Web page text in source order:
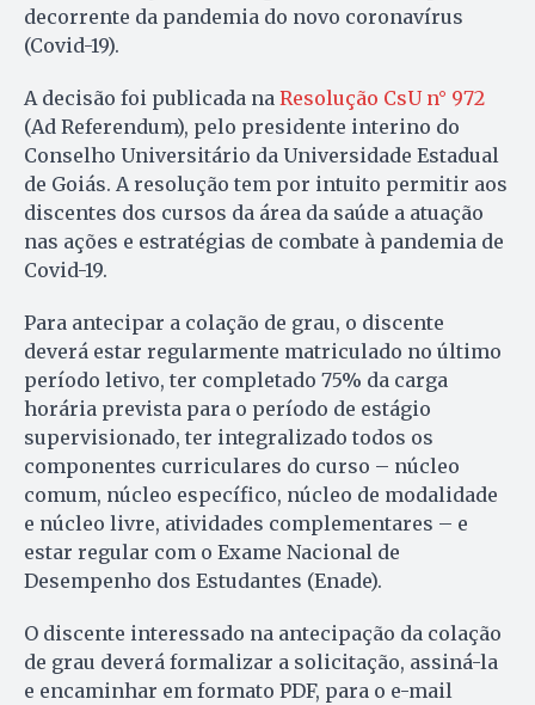
decorrente da pandemia do novo coronavírus
(Covid-19).
A decisão foi publicada na Resolução CsU n° 972
(Ad Referendum), pelo presidente interino do
Conselho Universitário da Universidade Estadual
de Goiás. A resolução tem por intuito permitir aos
discentes dos cursos da área da saúde a atuação
nas ações e estratégias de combate à pandemia de
Covid-19.
Para antecipar a colação de grau, o discente
deverá estar regularmente matriculado no último
período letivo, ter completado 75% da carga
horária prevista para o período de estágio
supervisionado, ter integralizado todos os
componentes curriculares do curso – núcleo
comum, núcleo específico, núcleo de modalidade
e núcleo livre, atividades complementares – e
estar regular com o Exame Nacional de
Desempenho dos Estudantes (Enade).
O discente interessado na antecipação da colação
de grau deverá formalizar a solicitação, assiná-la
e encaminhar em formato PDF, para o e-mail